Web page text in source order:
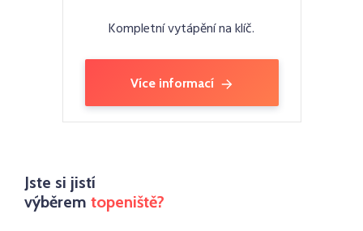
Kompletní vytápění na klíč.
Více informací
Jste si jistí
výběrem topeniště?